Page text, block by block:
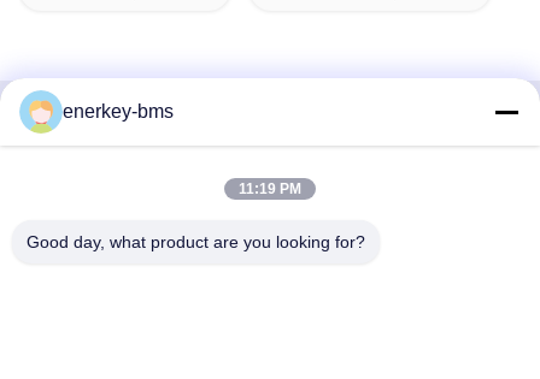
দ্রুত যোগাযোগ
কমিউনিটি, গংমিং স্ট্রিট, গুয়াংমিং জেলা, শেঞ্জেন, চীন, 518106
enerkey-bms
11:19 PM
Good day, what product are you looking for?